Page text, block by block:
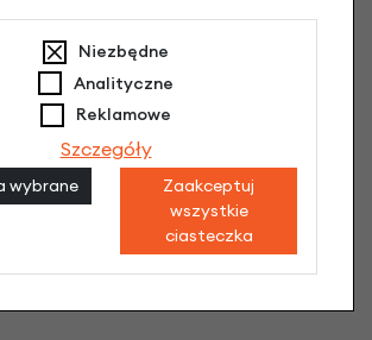
kupili ten produkt wybrali
Niezbędne
Analityczne
Reklamowe
Szczegóły
wybrane
Zaakceptuj
wszystkie
ciasteczka